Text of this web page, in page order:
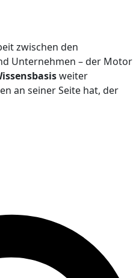
zwischen den
Unternehmen – der Motor
weiter
an seiner Seite hat, der